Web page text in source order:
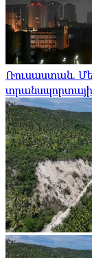
Ռուսաստան.